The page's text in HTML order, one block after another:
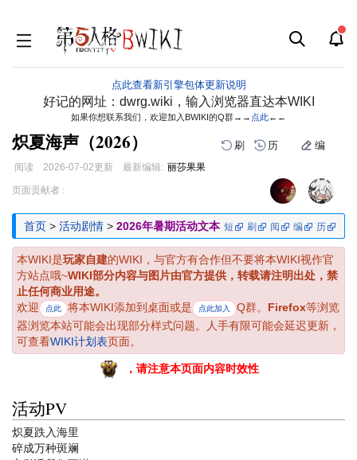
点此查看新引擎包体更新说明
好记的网址：dwrg.wiki，输入浏览器直达本WIKI
如果你想联系我们，欢迎加入BWIKI的Q群→→ 点此←←
炽夏海声（2026） 刷 历 编
阅读 2026-07-02更新 最新编辑: 丽莎果果
跳
导
跳
搜
页面贡献者 :
首页 > 活动剧情 > 2026年暑期活动文本 短 刷 阅 编 历
本WIKI是玩家自建的WIKI，与官方有合作但不要将本WIKI视作官
方站点哦~WIKI部分内容与图片由官方提供，转载请注明出处，禁
止任何商业用途。
欢迎
点此 将本WIKI添加到桌面或是 点此加入 Q群。 Firefox等浏览
器浏览本站可能会出现部分样式问题。人手有限可能会延迟更新，
可查看WIKI计划表页面。
，请注意本页面内容时效性
活动PV
炽夏跌入海里
碎成万种斑斓